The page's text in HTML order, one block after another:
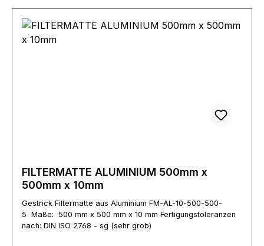
FILTERMATTE ALUMINIUM 500mm x
500mm x 10mm
Gestrick Filtermatte aus Aluminium FM-AL-10-500-500-
5 Maße: 500 mm x 500 mm x 10 mm Fertigungstoleranzen
nach: DIN ISO 2768 - sg (sehr grob)